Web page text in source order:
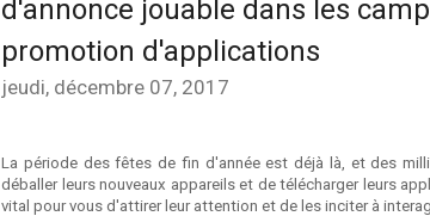
d'annonce jouable dans les
promotion d'applications
jeudi, décembre 07, 2017
La période des fêtes de fin d'année est déjà là, et des
déballer leurs nouveaux appareils et de télécharger leurs
vital pour vous d'attirer leur attention et de les inciter à